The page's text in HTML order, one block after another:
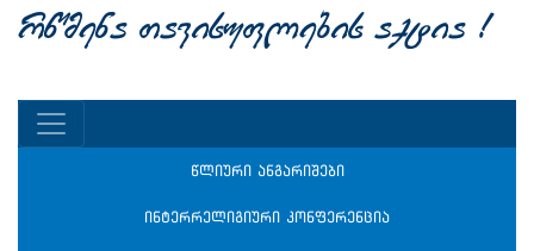
rwmena Tavisuflebis aqtia !
წლიური ანგარიშები
ინტერრელიგიური კონფერენცია